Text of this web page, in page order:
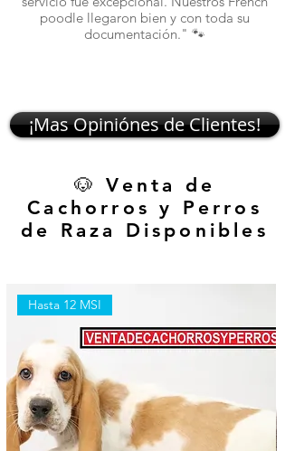
poodle llegaron bien y con toda su
documentación." 🐾
¡Mas Opiniónes de Clientes!
🐶 Venta de
Cachorros y Perros
de Raza Disponibles
Hasta 12 MSI